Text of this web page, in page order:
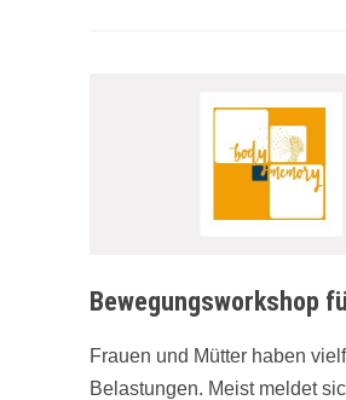
Bewegungsworkshop
Frauen und Mütter haben
Belastungen. Meist meldet